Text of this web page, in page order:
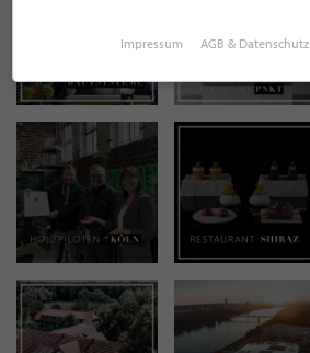
Impressum AGB & Datenschutz